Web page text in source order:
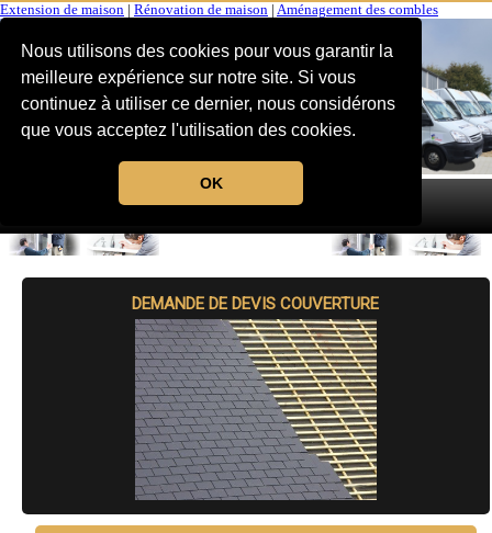
Nous utilisons des cookies pour vous garantir la
meilleure expérience sur notre site. Si vous
continuez à utiliser ce dernier, nous considérons
que vous acceptez l'utilisation des cookies.
OK
Extension de maison Rénovation de maison Aménagement des combles
MENU
DEMANDE DE DEVIS COUVERTURE